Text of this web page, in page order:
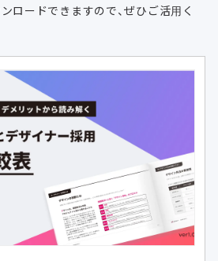
ロードできますので、ぜひご活用く